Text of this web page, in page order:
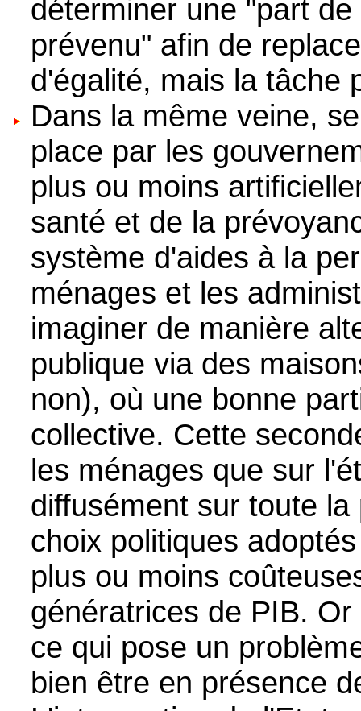
déterminer une "part
prévenu" afin de
d'égalité, mais la tâche
Dans la même veine,
place par les
plus ou moins
santé et de la
système d'aides à la
ménages et les
imaginer de manière
publique via des
non), où une bonne
collective. Cette
les ménages que sur
diffusément sur toute
choix politiques
plus ou moins
génératrices de PIB.
ce qui pose un
bien être en présence